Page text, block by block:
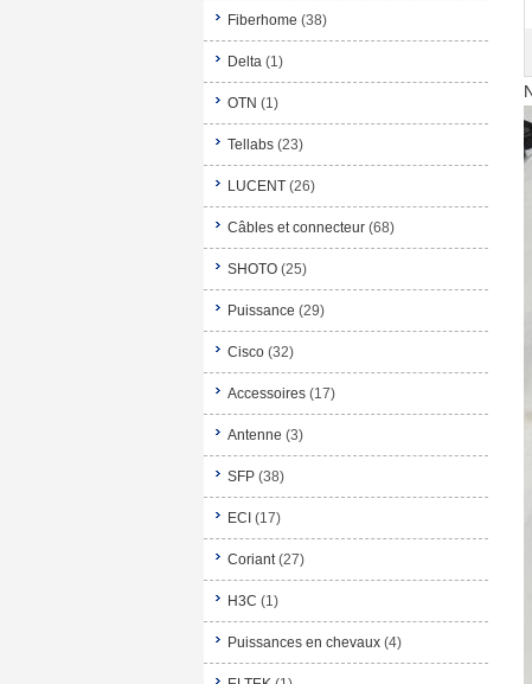
Fiberhome (38)
Delta (1)
OTN (1)
Tellabs (23)
LUCENT (26)
Câbles et connecteur (68)
SHOTO (25)
Puissance (29)
Cisco (32)
Accessoires (17)
Antenne (3)
SFP (38)
ECI (17)
Coriant (27)
H3C (1)
Puissances en chevaux (4)